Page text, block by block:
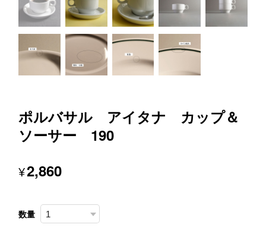
ポルバサル アイタナ カップ＆
ソーサー 190
¥2,860
数量